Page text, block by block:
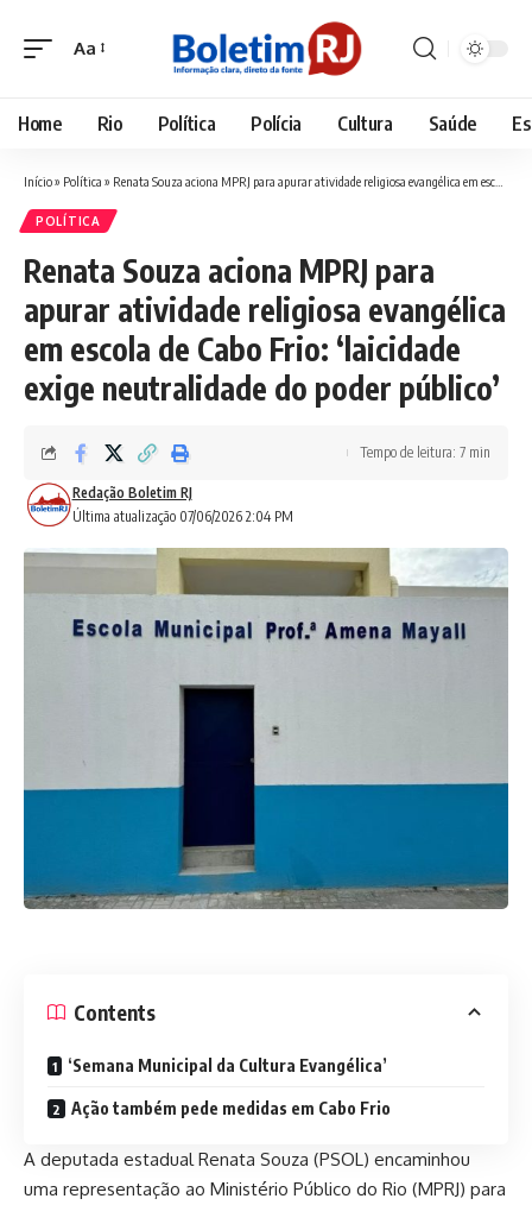
Font
Aa
Home Rio Política Polícia Cultura Saúde
Início» Política » Renata Souza aciona MPRJ para apurar atividade religiosa evangélica em escola de Cabo Frio: ‘laicidade exige neutralidade do poder público’
POLÍTICA
Renata Souza aciona MPRJ para
apurar atividade religiosa evangélica
em escola de Cabo Frio: ‘laicidade
exige neutralidade do poder público’
Última atualização 07/06/2026 2:04 PM
Redação Boletim RJ
Tempo de leitura: 7 min
Contents
‘Semana Municipal da Cultura Evangélica’
Ação também pede medidas em Cabo Frio
A deputada estadual Renata Souza (PSOL) encaminhou
uma representação ao Ministério Público do Rio (MPRJ) para